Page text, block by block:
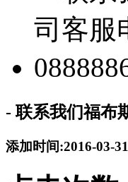
- 联系我们福布
添加时间:2016-03-31